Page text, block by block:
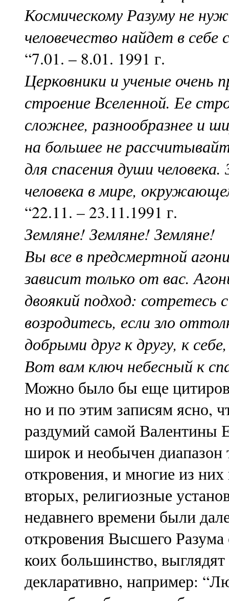
Космическому Разуму не
человечество найдет в
“7.01. – 8.01. 1991 г.
Церковники и ученые
строение Вселенной. Ее
сложнее, разнообразнее и
на большее не
для спасения души
человека в мире,
“22.11. – 23.11.1991 г.
Земляне! Земляне! Земляне!
Вы все в предсмертной
зависит только от вас.
двоякий подход: сотретесь
возродитесь, если зло
добрыми друг к другу, к
Вот вам ключ небесный к
Можно было бы еще
но и по этим записям ясно,
раздумий самой Валентины
широк и необычен диапазон
откровения, и многие из
вторых, религиозные
недавнего времени были
откровения Высшего
коих большинство,
декларативно, например: